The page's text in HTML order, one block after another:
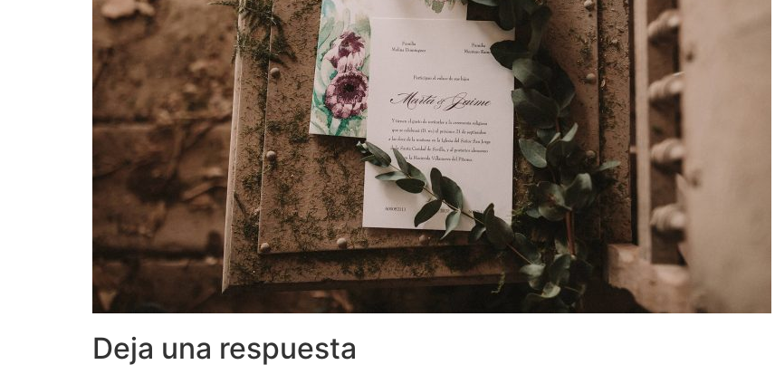
Deja una respuesta